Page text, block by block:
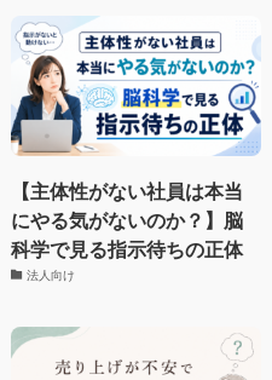
【主体性がない社員は本当
にやる気がないのか？】脳
科学で見る指示待ちの正体
法人向け